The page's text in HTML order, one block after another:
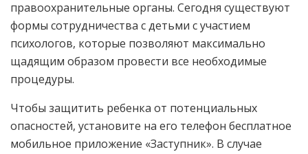
правоохранительные органы. Сегодня существуют
формы сотрудничества с детьми с участием
психологов, которые позволяют максимально
щадящим образом провести все необходимые
процедуры.
Чтобы защитить ребенка от потенциальных
опасностей, установите на его телефон бесплатное
мобильное приложение «Заступник». В случае